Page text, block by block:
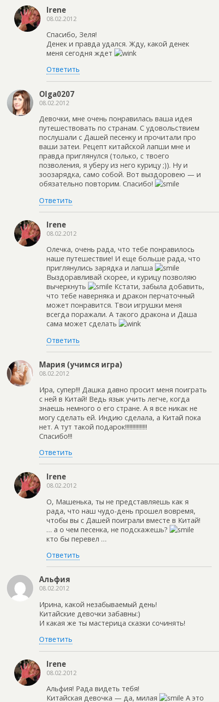
Irene
08.02.2012
Спасибо, Зеля!
Денек и правда удался. Жду, какой денек
меня сегодня ждет
Ответить
Olga0207
08.02.2012
Девочки, мне очень понравилась ваша идея
путешествовать по странам. С удовольствием
послушали с Дашей песенку и прочитали про
ваши затеи. Рецепт китайской лапши мне и
правда приглянулся (только, с твоего
позволения, я уберу из него курицу ;)). Ну и
зоозарядка, само собой. Вот выздоровею — и
обязательно повторим. Спасибо!
Ответить
Irene
08.02.2012
Олечка, очень рада, что тебе понравилось
наше путешествие! И еще больше рада, что
приглянулись зарядка и лапша
Выздоравливай скорее, и курицу позволяю
вычеркнуть
Кстати, забыла добавить,
что тебе наверняка и дракон перчаточный
может понравится. Твои игрушки меня
всегда поражали. А такого дракона и Даша
сама может сделать
Ответить
Мария (учимся игра)
08.02.2012
Ира, супер!!! Дашка давно просит меня поиграть
с ней в Китай! Ведь язык учить легче, когда
знаешь немного о его стране. А я все никак не
могу сделать ей. Индию сделала, а Китай пока
нет. А тут такой подарок!!!!!!!!!!!!!!!
Спасибо!!!
Ответить
Irene
08.02.2012
О, Машенька, ты не представляешь как я
рада, что наш чудо-день прошел вовремя,
чтобы вы с Дашей поиграли вместе в Китай!
… а о чем песенка, не подскажешь?
кто бы перевел …
Ответить
Альфия
08.02.2012
Ирина, какой незабываемый день!
Китайские девочки забавны:)
И какая же ты мастерица сказки сочинять!
Ответить
Irene
08.02.2012
Альфия! Рада видеть тебя!
Китайская девочка — да, милая
А это